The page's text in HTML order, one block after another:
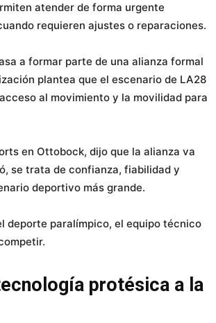
atender de forma urgente
requieren ajustes o reparaciones.
a formar parte de una alianza formal
plantea que el escenario de LA28
al movimiento y la movilidad para
en Ottobock, dijo que la alianza va
se trata de confianza, fiabilidad y
deportivo más grande.
deporte paralímpico, el equipo técnico
protésica a la